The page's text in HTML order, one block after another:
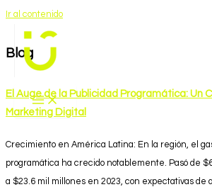
Ir al contenido
Blog
El Auge de la Publicidad Programática: Un
Marketing Digital
Crecimiento en América Latina: En la región, el
programática ha crecido notablemente. Pasó de
a $23.6 mil millones en 2023, con expectativas de